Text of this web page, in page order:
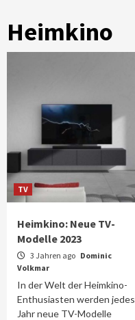
Heimkino
TV
Heimkino: Neue TV-
Modelle 2023
3 Jahren ago Dominic
Volkmar
In der Welt der Heimkino-
Enthusiasten werden jedes
Jahr neue TV-Modelle